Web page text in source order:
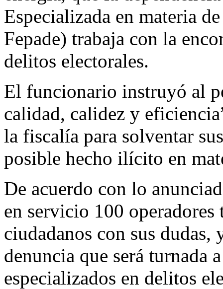
Especializada en materia
Fepade) trabaja con la
delitos electorales.
El funcionario instruyó al
calidad, calidez y
la fiscalía para solventar
posible hecho ilícito en
De acuerdo con lo
en servicio 100
ciudadanos con sus dudas,
denuncia que será turnada
especializados en delitos